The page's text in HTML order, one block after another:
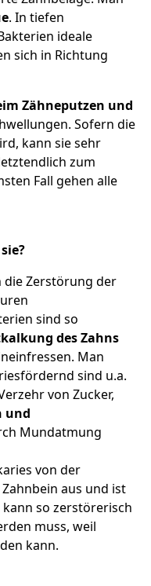
. In tiefen
ideale
sich in Richtung
Zähneputzen und
Sofern die
kann sie sehr
zum
Fall gehen alle
die Zerstörung der
sind so
des Zahns
Man
sind u.a.
von Zucker,
und
Mundatmung
von der
aus und ist
so zerstörerisch
muss, weil
kann.